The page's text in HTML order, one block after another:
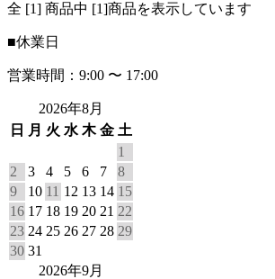
全 [1] 商品中 [1]商品を表示しています
■休業日
営業時間：9:00 〜 17:00
2026年8月
日
月 火 水 木 金 土
1
2
3 4 5 6 7
8
9
10 11 12 13 14 15
16 17 18 19 20 21 22
23 24 25 26 27 28 29
30 31
2026年9月